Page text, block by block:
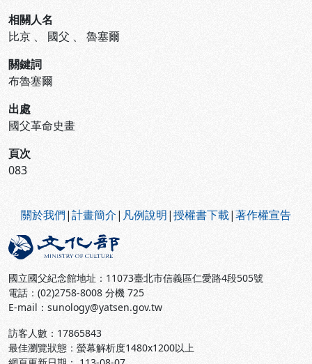
相關人名
比京 、 國父 、 魯塞爾
關鍵詞
布魯塞爾
出處
國父革命史畫
頁次
083
關於我們|計畫簡介| 凡例說明|授權書下載|著作權宣告
國立國父紀念館地址：11073臺北市信義區仁愛路4段505號
電話：(02)2758-8008 分機 725
E-mail：sunology@yatsen.gov.tw
訪客人數： 17865843
最佳瀏覽狀態：螢幕解析度1480x1200以上